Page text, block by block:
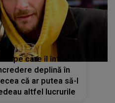
pe care îl întrebi”
deplină în
că ar putea să-l
altfel lucrurile